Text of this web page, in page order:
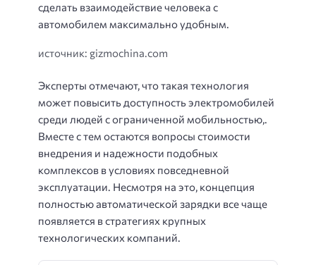
сделать взаимодействие человека с
автомобилем максимально удобным.
источник: gizmochina.com
Эксперты отмечают, что такая технология
может повысить доступность электромобилей
среди людей с ограниченной мобильностью,.
Вместе с тем остаются вопросы стоимости
внедрения и надежности подобных
комплексов в условиях повседневной
эксплуатации. Несмотря на это, концепция
полностью автоматической зарядки все чаще
появляется в стратегиях крупных
технологических компаний.